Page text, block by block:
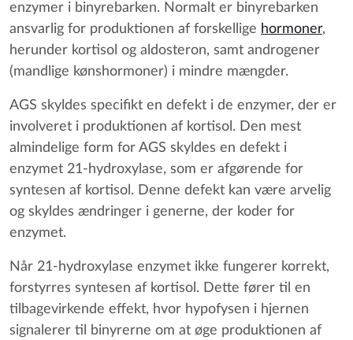
enzymer i binyrebarken. Normalt er binyrebarken
ansvarlig for produktionen af forskellige hormoner,
herunder kortisol og aldosteron, samt androgener
(mandlige kønshormoner) i mindre mængder.
AGS skyldes specifikt en defekt i de enzymer, der er
involveret i produktionen af kortisol. Den mest
almindelige form for AGS skyldes en defekt i
enzymet 21-hydroxylase, som er afgørende for
syntesen af kortisol. Denne defekt kan være arvelig
og skyldes ændringer i generne, der koder for
enzymet.
Når 21-hydroxylase enzymet ikke fungerer korrekt,
forstyrres syntesen af kortisol. Dette fører til en
tilbagevirkende effekt, hvor hypofysen i hjernen
signalerer til binyrerne om at øge produktionen af